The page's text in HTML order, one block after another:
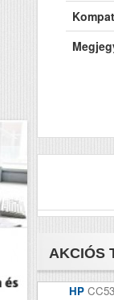
AKCIÓS
HP